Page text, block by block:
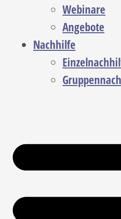
Webinare
Angebote
Nachhilfe